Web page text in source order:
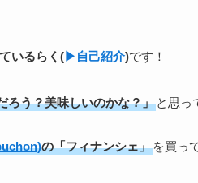
いるらく (▶︎自己紹介)です！
ろう？美味しいのかな？」 と思っ
の「フィナンシェ」 を買っ